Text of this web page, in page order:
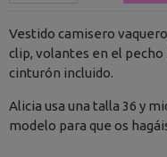
Vestido camisero
clip, volantes en el pecho
cinturón incluido.
Alicia usa una talla 36 y
modelo para que os